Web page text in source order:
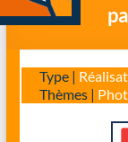
Type |
Thèmes |